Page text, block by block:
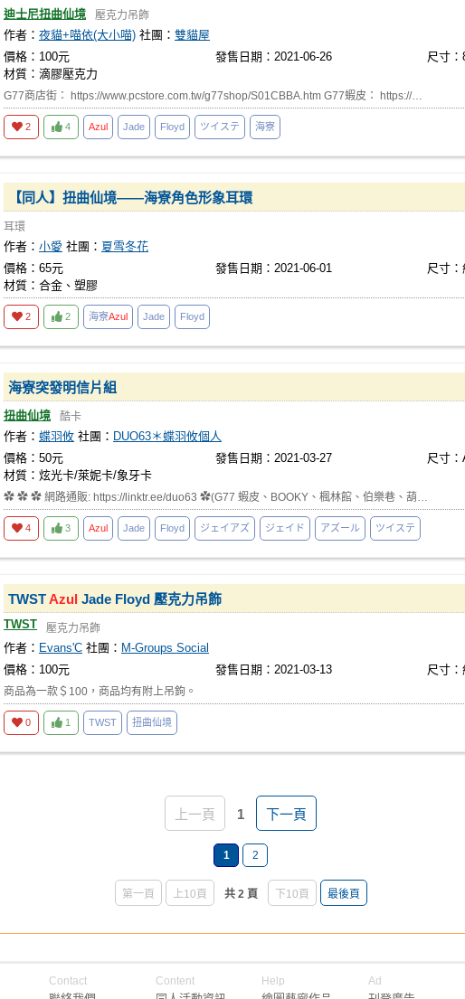
迪士尼扭曲仙境 壓克力吊飾
作者： 夜貓+喵依(大小喵) 社團： 雙貓屋
價格：100元
發售日期：2021-06-26
尺寸
材質：滴膠壓克力
G77商店街： https://www.pcstore.com.tw/g77shop/S01CBBA.htm G77蝦皮： https://…
2 4 Azul Jade Floyd ツイステ 海寮
【同人】扭曲仙境——海寮角色形象耳環
耳環
作者： 小愛 社團： 夏雪冬花
價格：65元
發售日期：2021-06-01
尺寸
材質：合金、塑膠
2 2 海寮Azul Jade Floyd
海寮突發明信片組
扭曲仙境 酷卡
作者： 蝶羽攸 社團： DUO63＊蝶羽攸個人
價格：50元
發售日期：2021-03-27
尺寸：
材質：炫光卡/萊妮卡/象牙卡
✿ ✿ ✿ 網路通販: https://linktr.ee/duo63 ✿(G77 蝦皮、BOOKY、楓林館、伯樂巷、葫…
4 3 Azul Jade Floyd ジェイアズ ジェイド アズール ツイステ
TWSTAzul Jade Floyd 壓克力吊飾
TWST 壓克力吊飾
作者： Evans'C 社團： M-Groups Social
價格：100元
發售日期：2021-03-13 尺寸
商品為一款＄100，商品均有附上吊鉤。
0 1 TWST 扭曲仙境
上一頁 1 下一頁
1 2
第一頁 上10頁 共 2 頁 下10頁 最後頁
Contact Content Help Ad